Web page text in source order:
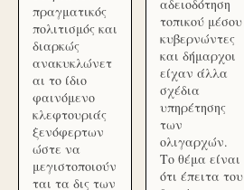
πραγματικός
πολιτισμός και
διαρκώς
ανακυκλώνετ
αι το ίδιο
φαινόμενο
κλεφτουριάς
ξενόφερτων
ώστε να
μεγιστοποιούν
ται τα δις των
αδειοδότηση
τοπικού μέσου
κυβερνώντες
και δήμαρχοι
είχαν άλλα
σχέδια
υπηρέτησης
των
ολιγαρχών.
Το θέμα είναι
ότι έπειτα του